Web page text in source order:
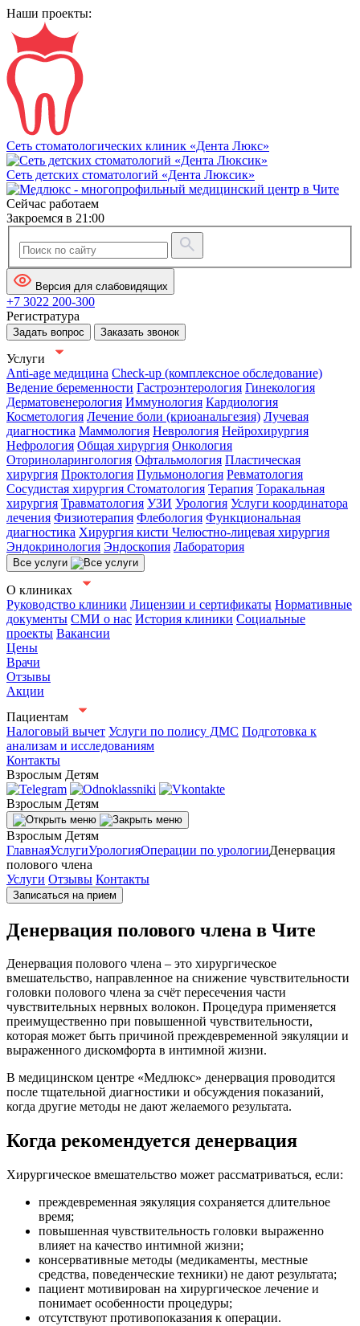
Наши проекты:
Сеть стоматологических клиник «Дента Люкс»
Сеть детских стоматологий «Дента Люксик»
Сейчас работаем
Закроемся в 21:00
Версия для слабовидящих
+7 3022 200-300
Регистратура
Задать вопрос Заказать звонок
Услуги
Anti-age медицина Check-up (комплексное обследование)
Ведение беременности Гастроэнтерология Гинекология
Дерматовенерология Иммунология Кардиология
Косметология Лечение боли (криоанальгезия) Лучевая
диагностика Маммология Неврология Нейрохирургия
Нефрология Общая хирургия Онкология
Оториноларингология Офтальмология Пластическая
хирургия Проктология Пульмонология Ревматология
Сосудистая хирургия Стоматология Терапия Торакальная
хирургия Травматология УЗИ Урология Услуги координатора
лечения Физиотерапия Флебология Функциональная
диагностика Хирургия кисти Челюстно-лицевая хирургия
Эндокринология Эндоскопия Лаборатория
Все услуги
О клиниках
Руководство клиники Лицензии и сертификаты Нормативные
документы СМИ о нас История клиники Социальные
проекты Вакансии
Цены
Врачи
Отзывы
Акции
Пациентам
Налоговый вычет Услуги по полису ДМС Подготовка к
анализам и исследованиям
Контакты
Взрослым Детям
Взрослым Детям
Взрослым Детям
ГлавнаяУслугиУрологияОперации по урологииДенервация
полового члена
Услуги Отзывы Контакты
Записаться на прием
Денервация полового члена в Чите
Денервация полового члена – это хирургическое
вмешательство, направленное на снижение чувствительности
головки полового члена за счёт пересечения части
чувствительных нервных волокон. Процедура применяется
преимущественно при повышенной чувствительности,
которая может быть причиной преждевременной эякуляции и
выраженного дискомфорта в интимной жизни.
В медицинском центре «Медлюкс» денервация проводится
после тщательной диагностики и обсуждения показаний,
когда другие методы не дают желаемого результата.
Когда рекомендуется денервация
Хирургическое вмешательство может рассматриваться, если:
преждевременная эякуляция сохраняется длительное
время;
повышенная чувствительность головки выраженно
влияет на качество интимной жизни;
консервативные методы (медикаменты, местные
средства, поведенческие техники) не дают результата;
пациент мотивирован на хирургическое лечение и
понимает особенности процедуры;
отсутствуют противопоказания к операции.